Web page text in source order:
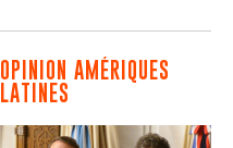
OPINION AMÉRIQUES
LATINES